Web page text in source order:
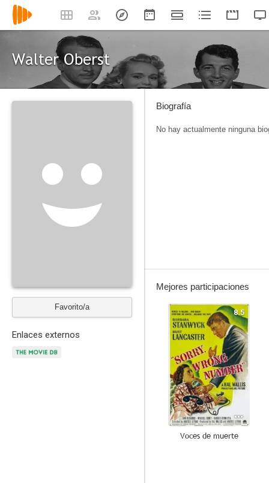
Walter Oberst
Favorito/a
Enlaces externos
Biografía
No hay actualmente ninguna
Mejores participaciones
8.5
Voces de muerte